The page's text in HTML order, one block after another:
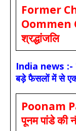
Former
Oommen
श्रद्धांजलि
India news :-
बड़े फैसलों में से
Poonam
पूनम पांडे की